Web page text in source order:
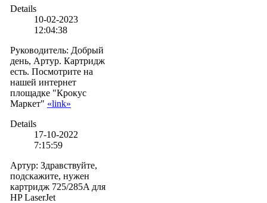
Details
10-02-2023
12:04:38
Руководитель: Добрый
день, Артур. Картридж
есть. Посмотрите на
нашей интернет
площадке "Крокус
Маркет" «link»
Details
17-10-2022
7:15:59
Артур: Здравствуйте,
подскажите, нужен
картридж 725/285A для
HP LaserJet